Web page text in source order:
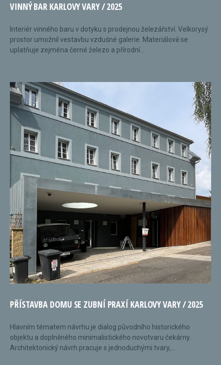
VINNÝ BAR KARLOVY VARY / 2025
Interiér vinného baru v dotyku s prodejnou železářství. Velkorysý
prostor umožnil vestavbu vzdušné galerie. Materiálově se
uplatňuje zejména černé železo a přírodní...
PŘÍSTAVBA DOMU SE ZUBNÍ PRAXÍ KARLOVY VARY / 2025
Hlavním tématem návrhu je dialog původního historického
objektu a doplněného minimalistického novotvaru čekárny.
Architektonický návrh pracuje s jednoduchými tvary,...